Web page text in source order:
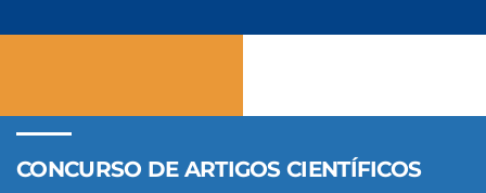
CONCURSO DE ARTIGOS CIENTÍFICOS